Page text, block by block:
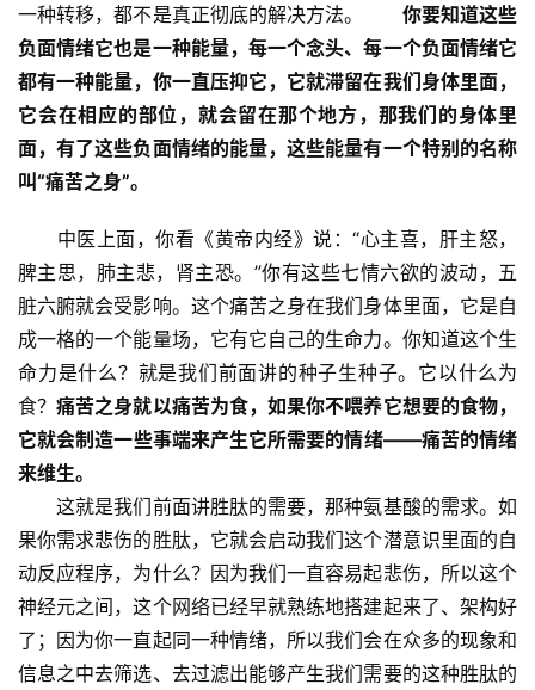
一种转移，都不是真正彻底的解决方法。 你要知道这些
负面情绪它也是一种能量，每一个念头、每一个负面情绪它
都有一种能量，你一直压抑它，它就滞留在我们身体里面，
它会在相应的部位，就会留在那个地方，那我们的身体里
面，有了这些负面情绪的能量，这些能量有一个特别的名称
叫“痛苦之身”。
中医上面，你看《黄帝内经》说：“心主喜，肝主怒，
脾主思，肺主悲，肾主恐。”你有这些七情六欲的波动，五
脏六腑就会受影响。这个痛苦之身在我们身体里面，它是自
成一格的一个能量场，它有它自己的生命力。你知道这个生
命力是什么？就是我们前面讲的种子生种子。它以什么为
食？痛苦之身就以痛苦为食，如果你不喂养它想要的食物，
它就会制造一些事端来产生它所需要的情绪——痛苦的情绪
来维生。
这就是我们前面讲胜肽的需要，那种氨基酸的需求。如
果你需求悲伤的胜肽，它就会启动我们这个潜意识里面的自
动反应程序，为什么？因为我们一直容易起悲伤，所以这个
神经元之间，这个网络已经早就熟练地搭建起来了、架构好
了；因为你一直起同一种情绪，所以我们会在众多的现象和
信息之中去筛选、去过滤出能够产生我们需要的这种胜肽的